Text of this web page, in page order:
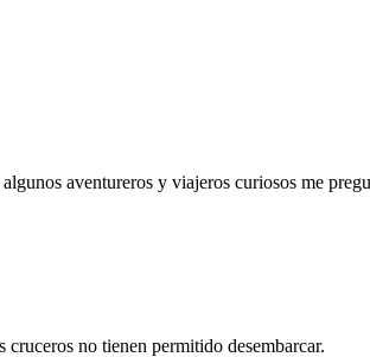
aventureros y viajeros curiosos me
no tienen permitido desembarcar.